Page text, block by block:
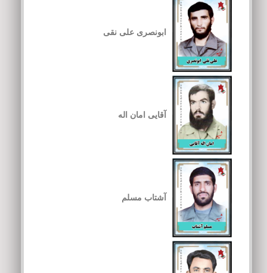
ابونصری علی نقی
آقایی امان اله
آشتاب مسلم